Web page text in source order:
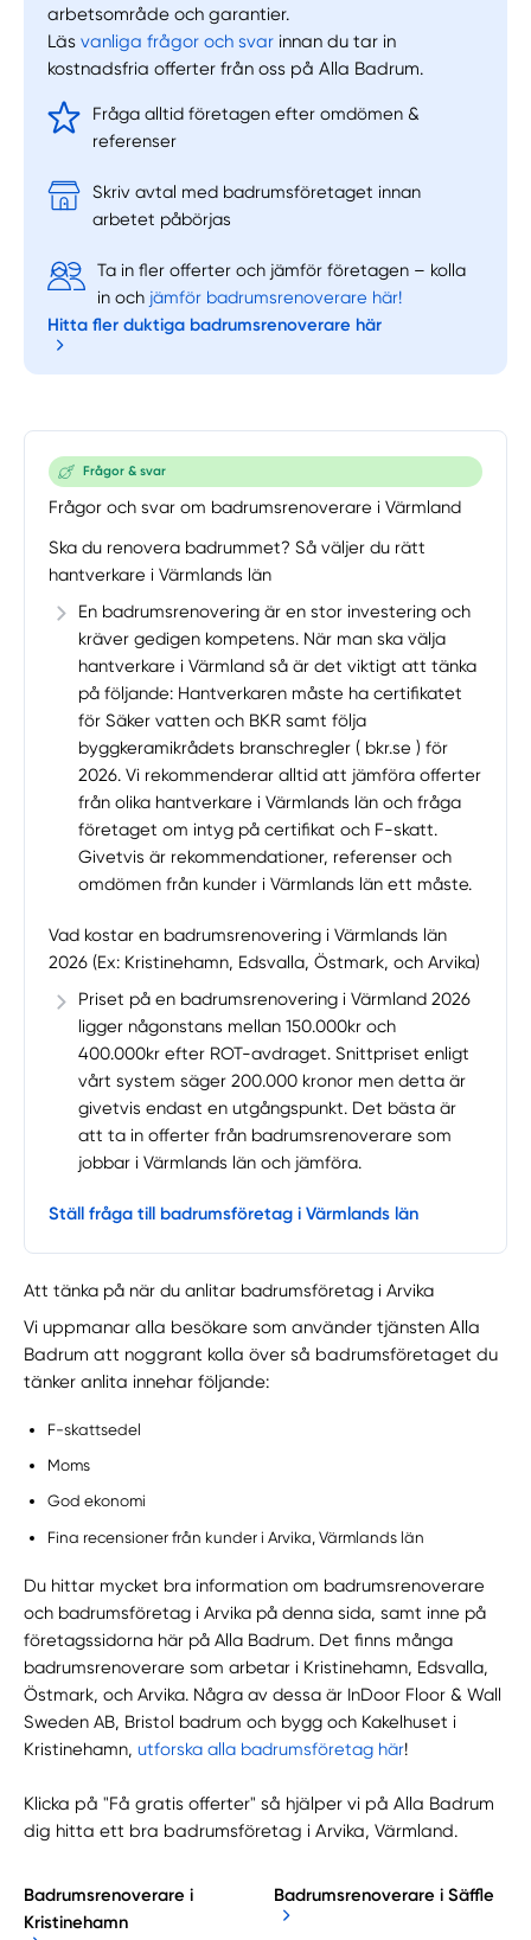
arbetsområde och garantier.
Läsvanliga frågor och svar innan du tar in
kostnadsfria offerter från oss på Alla Badrum.
Fråga alltid företagen efter omdömen &
referenser
Skriv avtal med badrumsföretaget innan
arbetet påbörjas
Ta in fler offerter och jämför företagen – kolla
in och jämför badrumsrenoverare här!
Hitta fler duktiga badrumsrenoverare här
Frågor & svar
Frågor och svar om badrumsrenoverare i Värmland
Ska du renovera badrummet? Så väljer du rätt
hantverkare i Värmlands län
En badrumsrenovering är en stor investering och
kräver gedigen kompetens. När man ska välja
hantverkare i Värmland så är det viktigt att tänka
på följande: Hantverkaren måste ha certifikatet
för Säker vatten och BKR samt följa
byggkeramikrådets branschregler ( bkr.se ) för
2026. Vi rekommenderar alltid att jämföra offerter
från olika hantverkare i Värmlands län och fråga
företaget om intyg på certifikat och F-skatt.
Givetvis är rekommendationer, referenser och
omdömen från kunder i Värmlands län ett måste.
Vad kostar en badrumsrenovering i Värmlands län
2026 (Ex: Kristinehamn, Edsvalla, Östmark, och Arvika)
Priset på en badrumsrenovering i Värmland 2026
ligger någonstans mellan 150.000kr och
400.000kr efter ROT-avdraget. Snittpriset enligt
vårt system säger 200.000 kronor men detta är
givetvis endast en utgångspunkt. Det bästa är
att ta in offerter från badrumsrenoverare som
jobbar i Värmlands län och jämföra.
Ställ fråga till badrumsföretag i Värmlands län
Att tänka på när du anlitar badrumsföretag i Arvika
Vi uppmanar alla besökare som använder tjänsten Alla
Badrum att noggrant kolla över så badrumsföretaget du
tänker anlita innehar följande:
F-skattsedel
Moms
God ekonomi
Fina recensioner från kunder i Arvika, Värmlands län
Du hittar mycket bra information om badrumsrenoverare
och badrumsföretag i Arvika på denna sida, samt inne på
företagssidorna här på Alla Badrum. Det finns många
badrumsrenoverare som arbetar i Kristinehamn, Edsvalla,
Östmark, och Arvika. Några av dessa är InDoor Floor & Wall
Sweden AB, Bristol badrum och bygg och Kakelhuset i
Kristinehamn,utforska alla badrumsföretag här!
Klicka på "Få gratis offerter" så hjälper vi på Alla Badrum
dig hitta ett bra badrumsföretag i Arvika, Värmland.
Badrumsrenoverare i
Kristinehamn
Badrumsrenoverare i Säffle